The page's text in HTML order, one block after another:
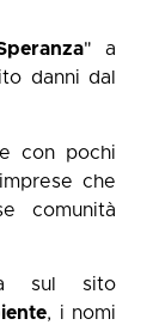
" a
danni dal
con pochi
che
comunità
sul sito
, i nomi